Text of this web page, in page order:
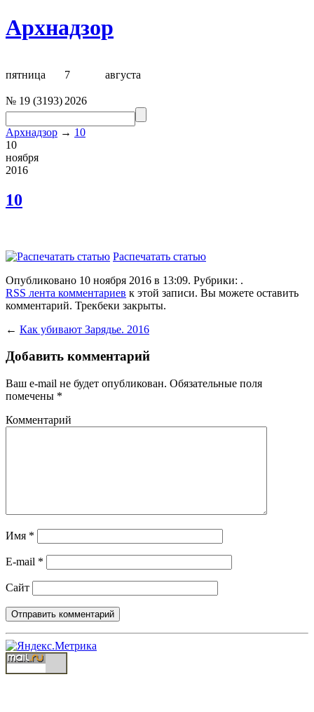
Архнадзор
пятница 7 августа
№ 19 (3193) 2026
Архнадзор → 10
10
ноября
2016
10
Распечатать статью
Опубликовано 10 ноября 2016 в 13:09. Рубрики: .
RSS лента комментариев к этой записи. Вы можете оставить
комментарий. Трекбеки закрыты.
← Как убивают Зарядье. 2016
Добавить комментарий
Ваш e-mail не будет опубликован. Обязательные поля
помечены *
Комментарий
Имя *
E-mail *
Сайт